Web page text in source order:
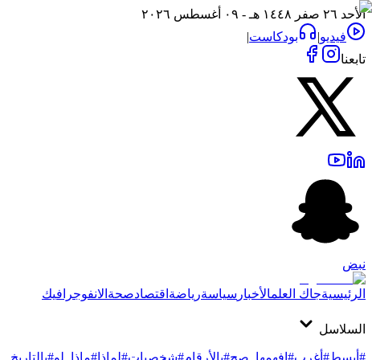
الأحد ٢٦ صفر ١٤٤٨ هـ - ٠٩ أغسطس ٢٠٢٦
فيديو| بودكاست|
تابعنا
نبض
الرئيسيةجاك العلمالأخبار سياسةرياضة اقتصادصحة الانفوجرافيك
السلاسل
#أبسط #أغرب#افهمها_صح#بالأرقام#شخصيات#لماذا #ماذا_لو#بالتاريخ